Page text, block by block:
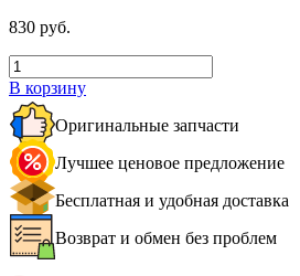
830 руб.
В корзину
Оригинальные запчасти
Лучшее ценовое предложение
Бесплатная и удобная доставка
Возврат и обмен без проблем